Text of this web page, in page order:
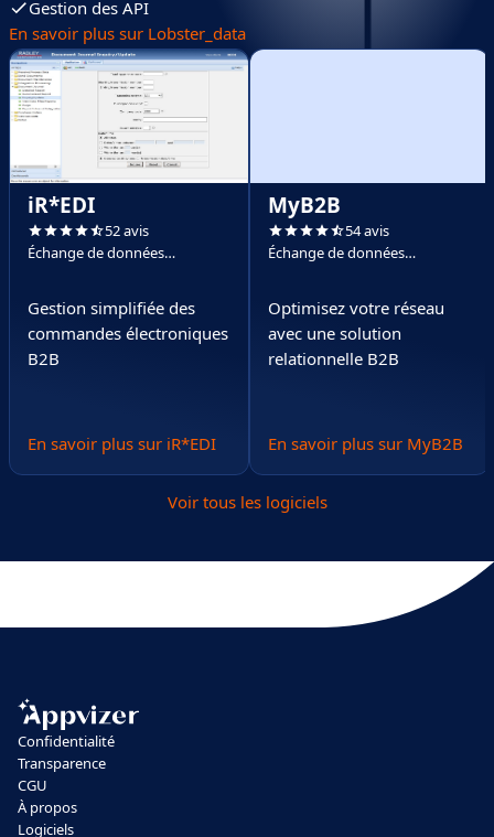
Gestion des API
En savoir plus sur Lobster_data
iR*EDI
52 avis
Échange de données
Gestion simplifiée des
commandes électroniques
B2B
En savoir plus sur iR*EDI
MyB2B
54 avis
Échange de données
Optimisez votre réseau
avec une solution
relationnelle B2B
En savoir plus sur MyB2B
Voir tous les logiciels
Confidentialité
Transparence
CGU
À propos
Logiciels